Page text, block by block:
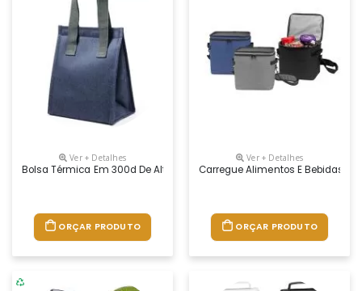
Ver + Detalhes
Bolsa Térmica Em 300d De Alta Densidade Com Pegas Em Webbing.
ORÇAR PRODUTO
Ver + Detalhes
Carregue Alimentos E Bebidas
ORÇAR PRODUTO